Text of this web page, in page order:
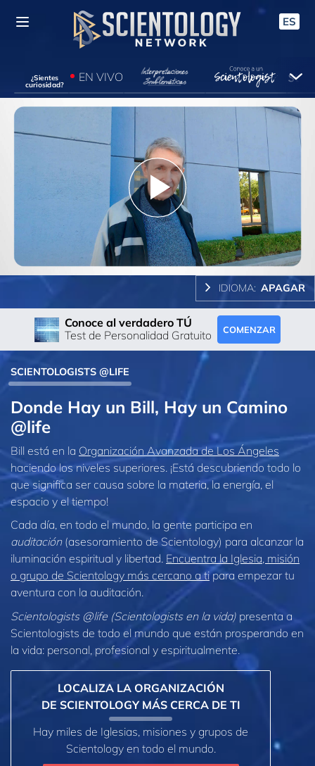
ES
¿Sientes
curiosidad?
EN VIVO
Play
Video
IDIOMA: APAGAR
Conoce al verdadero TÚ
Test de Personalidad Gratuito
COMENZAR
SCIENTOLOGISTS @LIFE
Donde Hay un Bill, Hay un Camino
@life
Bill está en la Organización Avanzada de Los Ángeles
haciendo los niveles superiores. ¡Está descubriendo todo lo
que significa ser causa sobre la materia, la energía, el
espacio y el tiempo!
Cada día, en todo el mundo, la gente participa en
auditación(asesoramiento de Scientology) para alcanzar la
iluminación espiritual y libertad. Encuentra la Iglesia, misión
o grupo de Scientology más cercano a tipara empezar tu
aventura con la auditación.
Scientologists @life (Scientologists en la vida) presenta a
Scientologists de todo el mundo que están prosperando en
la vida: personal, profesional y espiritualmente.
LOCALIZA LA ORGANIZACIÓN
DE SCIENTOLOGY MÁS CERCA DE TI
Hay miles de Iglesias, misiones y grupos de
Scientology en todo el mundo.